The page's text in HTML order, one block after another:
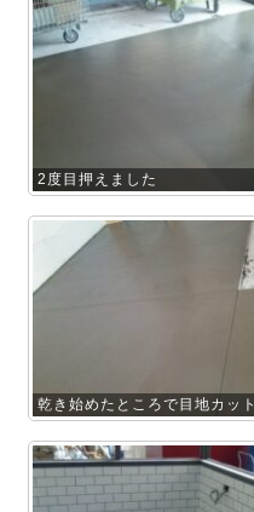
2度目押えました
乾き始めたところで目地カット